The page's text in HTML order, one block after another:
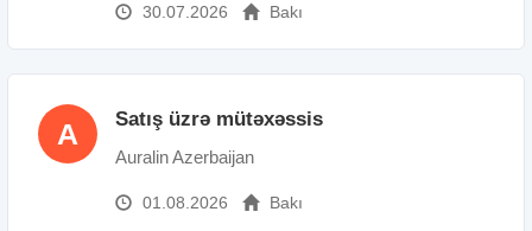
30.07.2026 Bakı
A Satış üzrə mütəxəssis
Auralin Azerbaijan
01.08.2026 Bakı